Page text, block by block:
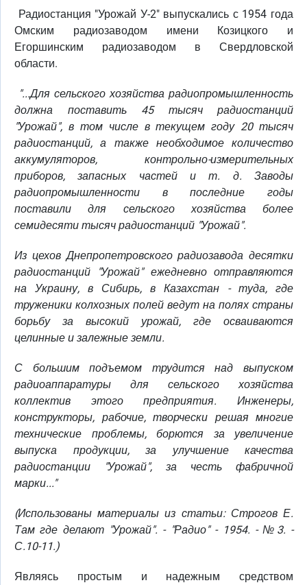
Радиостанция "Урожай У-2" выпускались с 1954 года
Омским радиозаводом имени Козицкого и
Егоршинским радиозаводом в Свердловской
области.
"...Для сельского хозяйства радиопромышленность
должна поставить 45 тысяч радиостанций
"Урожай", в том числе в текущем году 20 тысяч
радиостанций, а также необходимое количество
аккумуляторов, контрольно-измерительных
приборов, запасных частей и т. д. Заводы
радиопромышленности в последние годы
поставили для сельского хозяйства более
семидесяти тысяч радиостанций "Урожай".
Из цехов Днепропетровского радиозавода десятки
радиостанций "Урожай" ежедневно отправляются
на Украину, в Сибирь, в Казахстан - туда, где
труженики колхозных полей ведут на полях страны
борьбу за высокий урожай, где осваиваются
целинные и залежные земли.
С большим подъемом трудится над выпуском
радиоаппаратуры для сельского хозяйства
коллектив этого предприятия. Инженеры,
конструкторы, рабочие, творчески решая многие
технические проблемы, борются за увеличение
выпуска продукции, за улучшение качества
радиостанции "Урожай", за честь фабричной
марки..."
(Использованы материалы из статьи: Строгов Е.
Там где делают "Урожай". - "Радио" - 1954. - №3. -
С.10-11.)
Являясь простым и надежным средством